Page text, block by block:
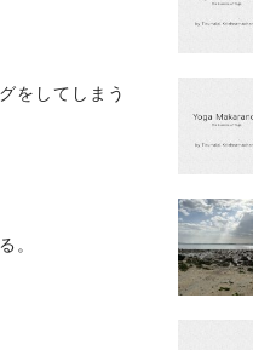
をしてしまう
。